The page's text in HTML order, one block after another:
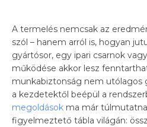
A termelés nemcsak az
szól – hanem arról is, hogyan
gyártósor, egy ipari csarnok
működése akkor lesz
munkabiztonság nem utólagos
a kezdetektől beépül a
megoldások ma már
figyelmeztető tábla világán: